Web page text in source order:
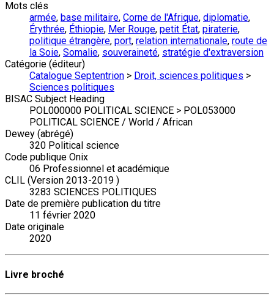
Mots clés
armée, base militaire, Corne de l'Afrique, diplomatie,
Érythrée, Éthiopie, Mer Rouge, petit État, piraterie,
politique étrangère, port, relation internationale, route de
la Soie, Somalie, souveraineté, stratégie d'extraversion
Catégorie (éditeur)
Catalogue Septentrion > Droit, sciences politiques >
Sciences politiques
BISAC Subject Heading
POL000000 POLITICAL SCIENCE > POL053000
POLITICAL SCIENCE / World / African
Dewey (abrégé)
320 Political science
Code publique Onix
06 Professionnel et académique
CLIL (Version 2013-2019 )
3283 SCIENCES POLITIQUES
Date de première publication du titre
11 février 2020
Date originale
2020
Livre broché